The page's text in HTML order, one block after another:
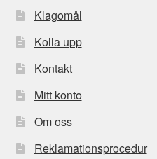
Klagomål
Kolla upp
Kontakt
Mitt konto
Om oss
Reklamationsprocedur